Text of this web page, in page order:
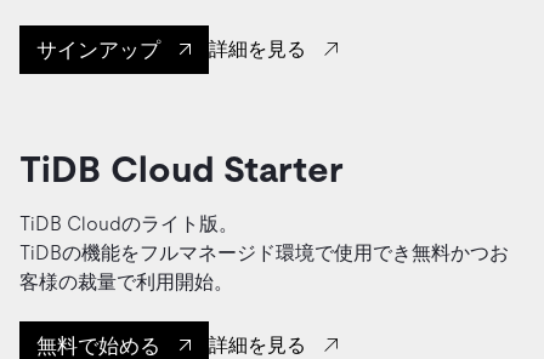
サインアップ 詳細を見る
TiDB Cloud Starter
TiDB Cloudのライト版。
TiDBの機能をフルマネージド環境で使用でき無料かつお
客様の裁量で利用開始。
無料で始める 詳細を見る